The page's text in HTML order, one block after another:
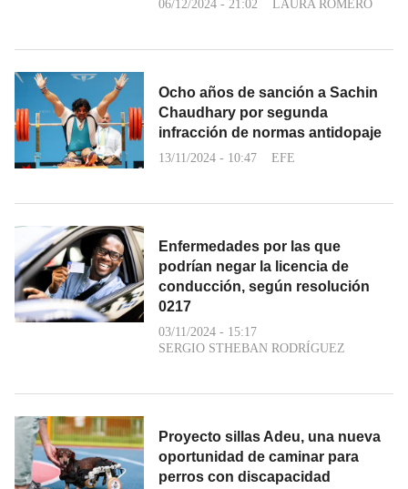
06/12/2024 - 21:02 LAURA ROMERO
Ocho años de sanción a Sachin
Chaudhary por segunda
infracción de normas antidopaje
13/11/2024 - 10:47 EFE
Enfermedades por las que
podrían negar la licencia de
conducción, según resolución
0217
03/11/2024 - 15:17
SERGIO STHEBAN RODRÍGUEZ
Proyecto sillas Adeu, una nueva
oportunidad de caminar para
perros con discapacidad